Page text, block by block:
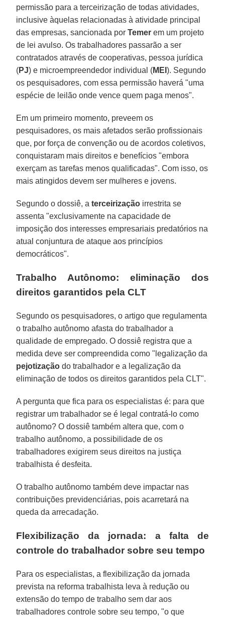
permissão para a terceirização de todas atividades,
inclusive àquelas relacionadas à atividade principal
das empresas, sancionada porTemer em um projeto
de lei avulso. Os trabalhadores passarão a ser
contratados através de cooperativas, pessoa jurídica
(PJ) e microempreendedor individual (MEI). Segundo
os pesquisadores, com essa permissão haverá "uma
espécie de leilão onde vence quem paga menos".
Em um primeiro momento, preveem os
pesquisadores, os mais afetados serão profissionais
que, por força de convenção ou de acordos coletivos,
conquistaram mais direitos e benefícios "embora
exerçam as tarefas menos qualificadas". Com isso, os
mais atingidos devem ser mulheres e jovens.
Segundo o dossiê, aterceirização irrestrita se
assenta "exclusivamente na capacidade de
imposição dos interesses empresariais predatórios na
atual conjuntura de ataque aos princípios
democráticos".
Trabalho Autônomo: eliminação dos
direitos garantidos pela CLT
Segundo os pesquisadores, o artigo que regulamenta
o trabalho autônomo afasta do trabalhador a
qualidade de empregado. O dossiê registra que a
medida deve ser compreendida como "legalização da
pejotização do trabalhador e a legalização da
eliminação de todos os direitos garantidos pela CLT".
A pergunta que fica para os especialistas é: para que
registrar um trabalhador se é legal contratá-lo como
autônomo? O dossiê também altera que, com o
trabalho autônomo, a possibilidade de os
trabalhadores exigirem seus direitos na justiça
trabalhista é desfeita.
O trabalho autônomo também deve impactar nas
contribuições previdenciárias, pois acarretará na
queda da arrecadação.
Flexibilização da jornada: a falta de
controle do trabalhador sobre seu tempo
Para os especialistas, a flexibilização da jornada
prevista na reforma trabalhista leva à redução ou
extensão do tempo de trabalho sem dar aos
trabalhadores controle sobre seu tempo, "o que